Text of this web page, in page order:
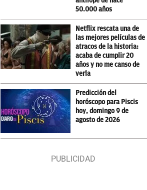
50.000 años
Netflix rescata una de
las mejores películas de
atracos de la historia:
acaba de cumplir 20
años y no me canso de
verla
Predicción del
horóscopo para Piscis
hoy, domingo 9 de
agosto de 2026